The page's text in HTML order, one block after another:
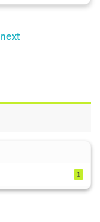
next
1